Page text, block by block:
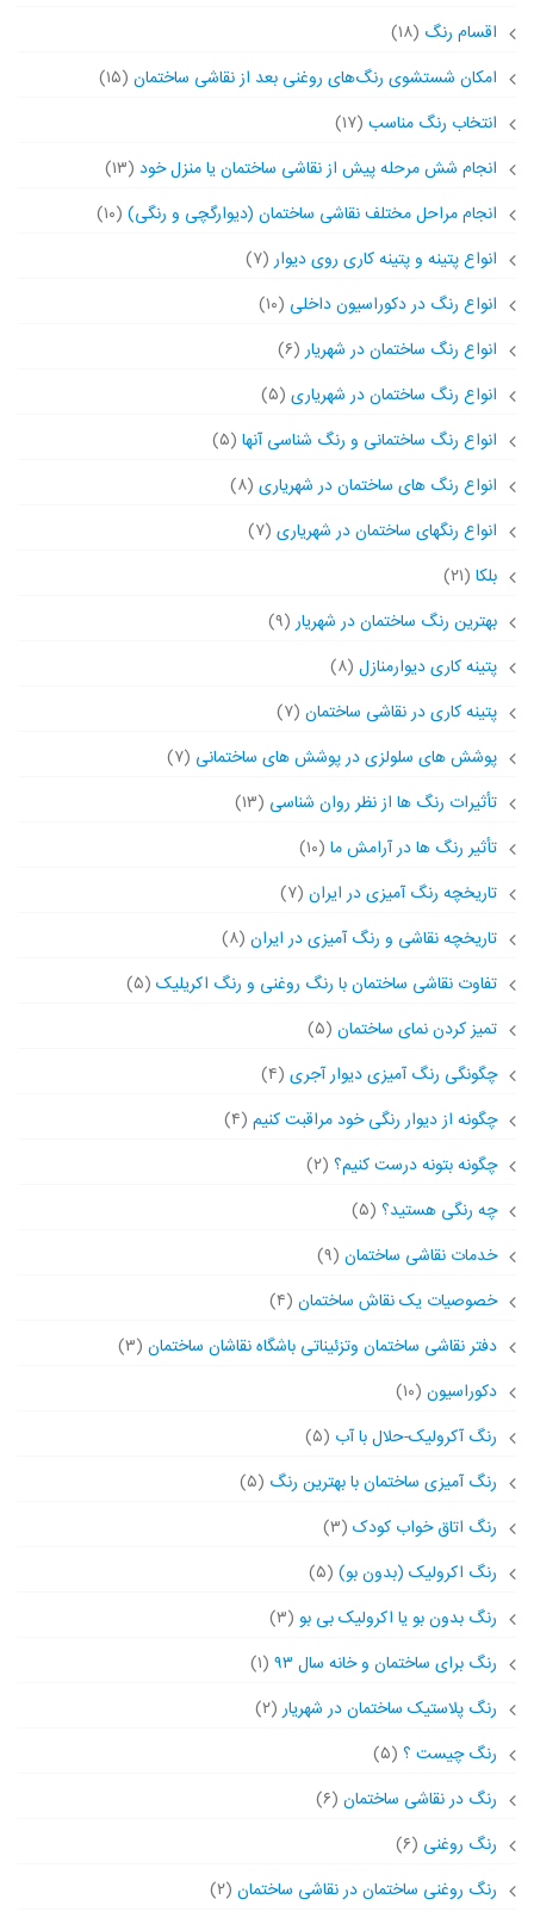
اقسام رنگ (۱۸)
امکان شستشوی رنگ‌های روغنی بعد از نقاشی ساختمان (۱۵)
انتخاب رنگ مناسب (۱۷)
انجام شش مرحله پیش از نقاشی ساختمان یا منزل خود (۱۳)
انجام مراحل مختلف نقاشی ساختمان (دیوارگچی و رنگی) (۱۰)
انواع پتینه و پتینه کاری روی دیوار(۷)
انواع رنگ در دکوراسیون داخلی (۱۰)
انواع رنگ ساختمان در شهریار(۶)
انواع رنگ ساختمان در شهریاری (۵)
انواع رنگ ساختمانی و رنگ شناسی آنها (۵)
انواع رنگ های ساختمان در شهریاری (۸)
انواع رنگهای ساختمان در شهریاری (۷)
بلکا (۲۱)
بهترین رنگ ساختمان در شهریار(۹)
پتینه کاری دیوارمنازل (۸)
پتینه کاری در نقاشی ساختمان (۷)
پوشش های سلولزی در پوشش های ساختمانی (۷)
تأثیرات رنگ ها از نظر روان شناسی (۱۳)
تأثیر رنگ ها در آرامش ما (۱۰)
تاریخچه رنگ آمیزی در ایران (۷)
تاریخچه نقاشی و رنگ آمیزی در ایران (۸)
تفاوت نقاشی ساختمان با رنگ روغنی و رنگ اکریلیک (۵)
تمیز کردن نمای ساختمان (۵)
چگونگی رنگ آمیزی دیوار آجری (۴)
چگونه از دیوار رنگی خود مراقبت کنیم (۴)
چگونه بتونه درست کنیم؟ (۲)
چه رنگی هستید؟ (۵)
خدمات نقاشی ساختمان (۹)
خصوصیات یک نقاش ساختمان (۴)
دفتر نقاشی ساختمان وتزئیناتی باشگاه نقاشان ساختمان (۳)
دکوراسیون (۱۰)
رنگ آکرولیک-حلال با آب (۵)
رنگ آمیزی ساختمان با بهترین رنگ (۵)
رنگ اتاق خواب کودک (۳)
رنگ اکرولیک (بدون بو) (۵)
رنگ بدون بو یا اکرولیک بی بو (۳)
رنگ برای ساختمان و خانه سال ۹۳
(۱)
رنگ پلاستیک ساختمان در شهریار(۲)
رنگ چیست ؟ (۵)
رنگ در نقاشی ساختمان (۶)
رنگ روغنی (۶)
رنگ روغنی ساختمان در نقاشی ساختمان (۲)